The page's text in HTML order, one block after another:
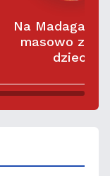
Na
masowo
dzieci